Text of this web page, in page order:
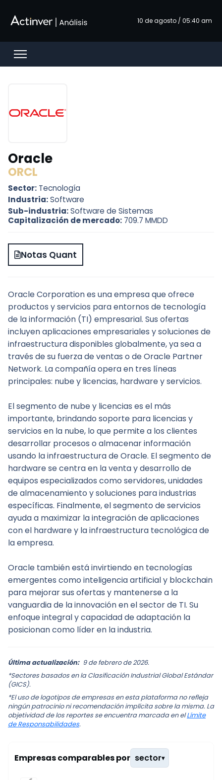
10 de agosto / 05:40 am
Open menu
Oracle
ORCL
Sector: Tecnología
Industria:Software
Sub-industria:Software de Sistemas
Capitalización de mercado: 709.7 MMDD
Notas Quant
Oracle Corporation es una empresa que ofrece
productos y servicios para entornos de tecnología
de la información (TI) empresarial. Sus ofertas
incluyen aplicaciones empresariales y soluciones de
infraestructura disponibles globalmente, ya sea a
través de su fuerza de ventas o de Oracle Partner
Network. La compañía opera en tres líneas
principales: nube y licencias, hardware y servicios.
El segmento de nube y licencias es el más
importante, brindando soporte para licencias y
servicios en la nube, lo que permite a los clientes
desarrollar procesos o almacenar información
usando la infraestructura de Oracle. El segmento de
hardware se centra en la venta y desarrollo de
equipos especializados como servidores, unidades
de almacenamiento y soluciones para industrias
específicas. Finalmente, el segmento de servicios
ayuda a maximizar la integración de aplicaciones
con el hardware y la infraestructura tecnológica de
la empresa.
Oracle también está invirtiendo en tecnologías
emergentes como inteligencia artificial y blockchain
para mejorar sus ofertas y mantenerse a la
vanguardia de la innovación en el sector de TI. Su
enfoque integral y capacidad de adaptación la
posicionan como líder en la industria.
Última actualización: 9 de febrero de 2026.
*Sectores basados en la Clasificación Industrial Global Estándar
(GICS).
*El uso de logotipos de empresas en esta plataforma no refleja
ningún patrocinio ni recomendación implícita sobre la misma. La
objetividad de los reportes se encuentra marcada en elLímite
de Responsabilidades.
Empresas comparables por sector▾